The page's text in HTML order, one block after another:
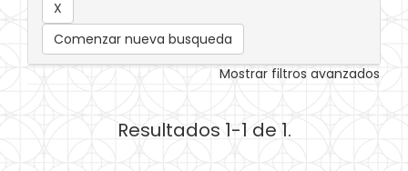
Comenzar nueva busqueda
Mostrar filtros avanzados
Resultados 1-1 de 1.